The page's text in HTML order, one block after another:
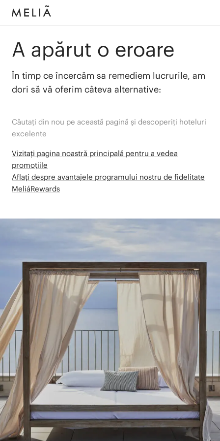
A apărut o eroare
În timp ce încercăm sa remediem lucrurile, am
dori să vă oferim câteva alternative:
Căutați din nou pe această pagină și descoperiți hoteluri
excelente
Vizitați pagina noastră principală pentru a vedea
promoțiile
Aflați despre avantajele programului nostru de fidelitate
MeliáRewards